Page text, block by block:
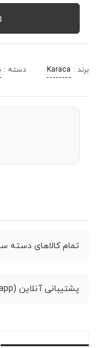
برند : Karaca دسته :
تمام کالاهای
پشتیبانی آنلاین (whatsapp)